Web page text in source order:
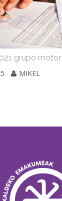
grupo motor
MIKEL